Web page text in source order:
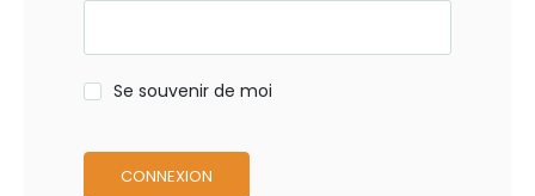
Se souvenir de moi
CONNEXION